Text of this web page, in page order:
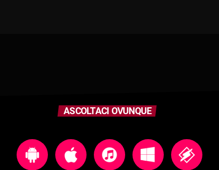
ASCOLTACI OVUNQUE